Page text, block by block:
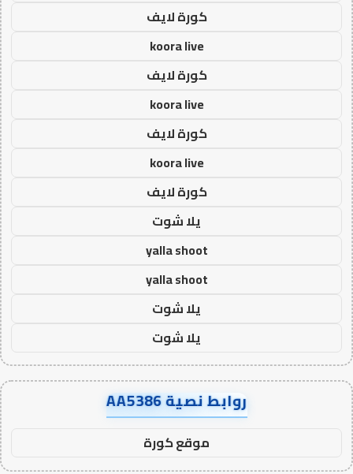
كورة لايف
koora live
كورة لايف
koora live
كورة لايف
koora live
كورة لايف
يلا شوت
yalla shoot
yalla shoot
يلا شوت
يلا شوت
روابط نصية AA5386
موقع كورة